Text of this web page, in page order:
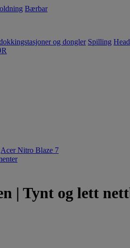
Bærbar
og dongler Spilling
Acer Nitro Blaze 7
| Tynt og lett